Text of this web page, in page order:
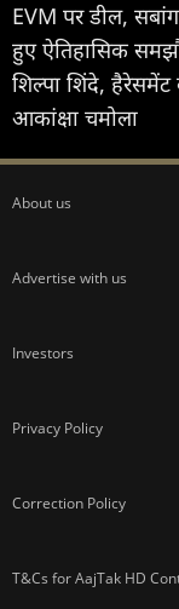
EVM पर डील,
हुए ऐतिहासिक
शिल्पा शिंदे,
आकांक्षा चमोला
About us
Advertise with us
Investors
Privacy Policy
Correction Policy
T&Cs for AajTak HD